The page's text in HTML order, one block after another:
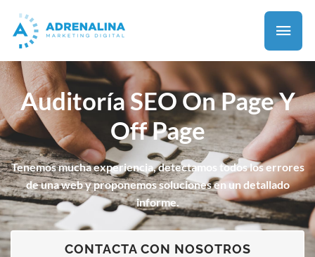
Auditoría SEO On Page Y
Off Page
Tenemos mucha experiencia, detectamos todos los errores
de una web y proponemos soluciones en un detallado
informe.
CONTACTA CON NOSOTROS